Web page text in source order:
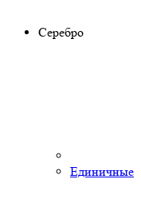
Серебро
Единичные